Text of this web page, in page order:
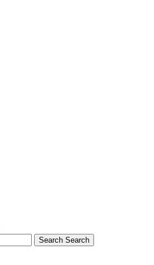
Search Search